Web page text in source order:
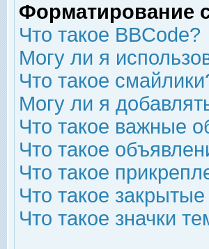
Форматирование
Что такое BBCode?
Могу ли я
Что такое
Могу ли я
Что такое важные
Что такое
Что такое
Что такое
Что такое значки